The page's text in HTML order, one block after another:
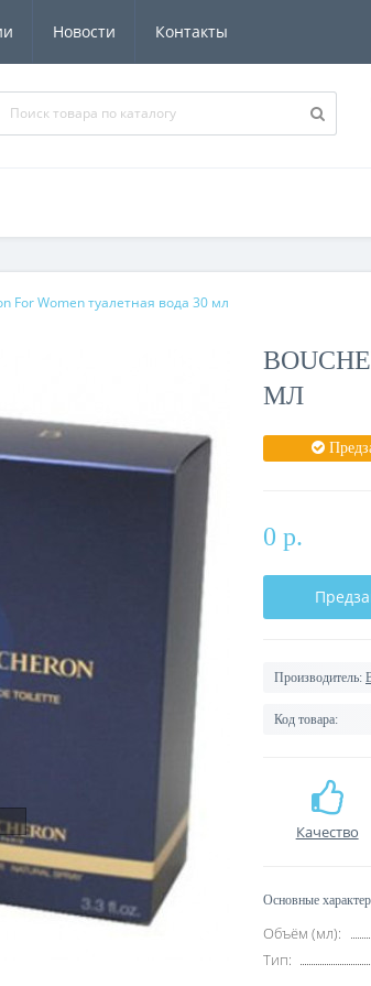
Новости Контакты
For Women туалетная вода 30 мл
МЛ
0 р.
Производитель:
Код товара:
Качество
Основные
Объём (мл):
Тип: